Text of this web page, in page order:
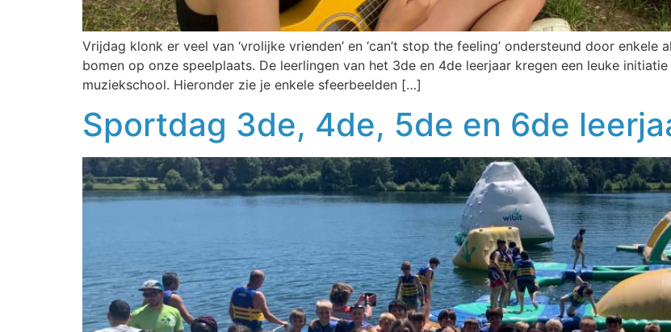
Vrijdag klonk er veel van ‘vrolijke vrienden’ en ‘can’t stop the feeling’ ondersteund door
bomen op onze speelplaats. De leerlingen van het 3de en 4de leerjaar kregen een leuke
muziekschool. Hieronder zie je enkele sfeerbeelden […]
Sportdag 3de, 4de, 5de en 6de